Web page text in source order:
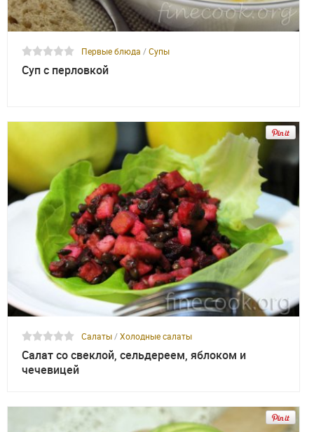
Первые блюда /Супы
Суп с перловкой
Салаты/Холодные салаты
Салат со свеклой, сельдереем, яблоком и
чечевицей